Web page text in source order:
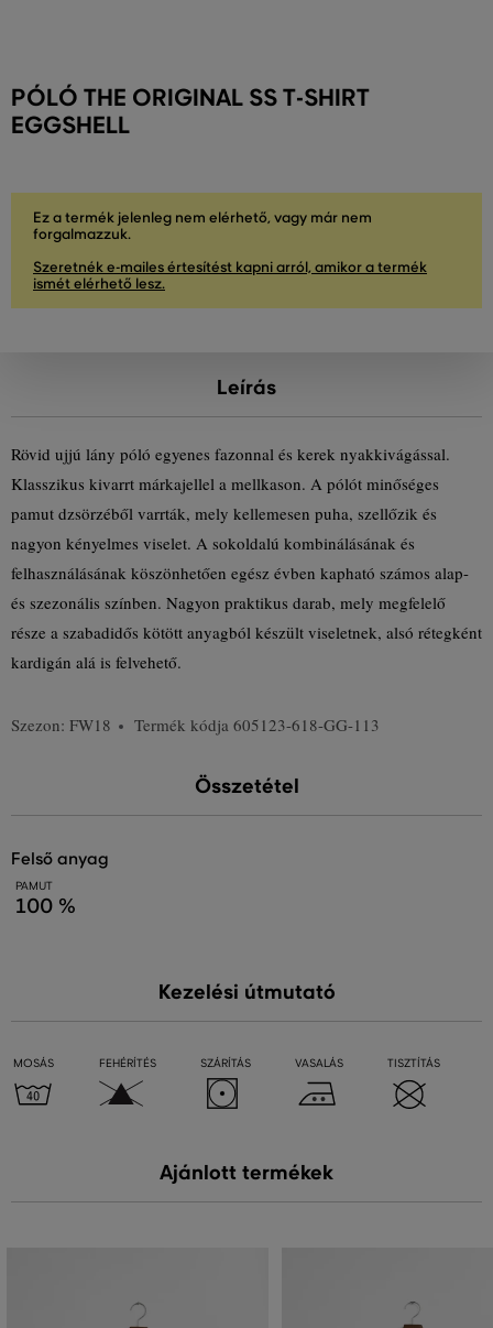
PÓLÓ THE ORIGINAL SS T-SHIRT
EGGSHELL
Ez a termék jelenleg nem elérhető, vagy már nem
forgalmazzuk.
Szeretnék e-mailes értesítést kapni arról, amikor a termék
ismét elérhető lesz.
Leírás
Rövid ujjú lány póló egyenes fazonnal és kerek nyakkivágással.
Klasszikus kivarrt márkajellel a mellkason. A pólót minőséges
pamut dzsörzéből varrták, mely kellemesen puha, szellőzik és
nagyon kényelmes viselet. A sokoldalú kombinálásának és
felhasználásának köszönhetően egész évben kapható számos alap-
és szezonális színben. Nagyon praktikus darab, mely megfelelő
része a szabadidős kötött anyagból készült viseletnek, alsó rétegként
kardigán alá is felvehető.
Szezon: FW18 Termék kódja 605123-618-GG-113
Összetétel
felső anyag
PAMUT
100 %
Kezelési útmutató
MOSÁS FEHÉRÍTÉS SZÁRÍTÁS VASALÁS TISZTÍTÁS
Ajánlott termékek